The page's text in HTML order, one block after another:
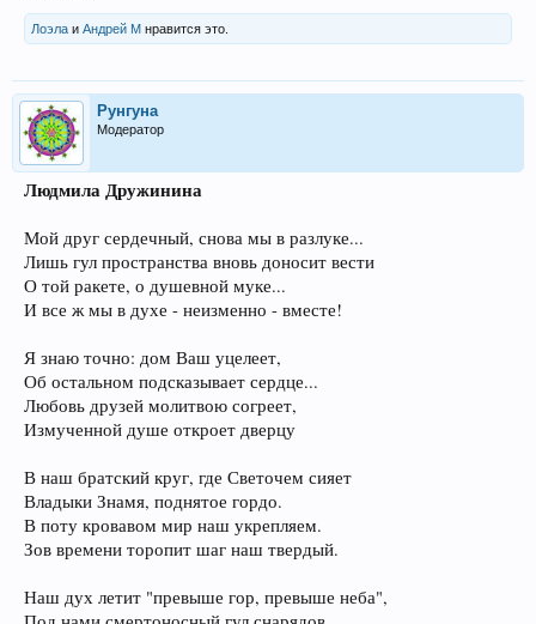
Лоэла и Андрей М нравится это.
Рунгуна
Модератор
Людмила Дружинина
Мой друг сердечный, снова мы в разлуке...
Лишь гул пространства вновь доносит вести
О той ракете, о душевной муке...
И все ж мы в духе - неизменно - вместе!
Я знаю точно: дом Ваш уцелеет,
Об остальном подсказывает сердце...
Любовь друзей молитвою согреет,
Измученной душе откроет дверцу
В наш братский круг, где Светочем сияет
Владыки Знамя, поднятое гордо.
В поту кровавом мир наш укрепляем.
Зов времени торопит шаг наш твердый.
Наш дух летит "превыше гор, превыше неба",